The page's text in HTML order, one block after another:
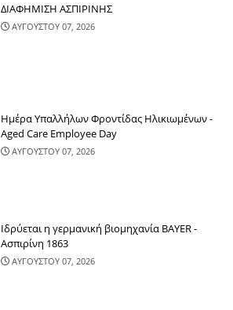
ΔΙΑΦΗΜΙΣΗ ΑΣΠΙΡΙΝΗΣ
ΑΥΓΟΥΣΤΟΥ 07, 2026
Ημέρα Υπαλλήλων Φροντίδας Ηλικιωμένων -
Aged Care Employee Day
ΑΥΓΟΥΣΤΟΥ 07, 2026
Ιδρύεται η γερμανική βιομηχανία BAYER -
Ασπιρίνη 1863
ΑΥΓΟΥΣΤΟΥ 07, 2026